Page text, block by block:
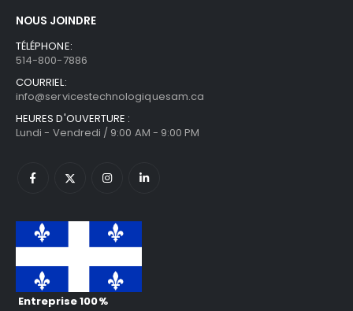
NOUS JOINDRE
TÉLÉPHONE:
514-800-7886
COURRIEL:
info@servicestechnologiquesam.ca
HEURES D'OUVERTURE :
Lundi - Vendredi / 9:00 AM - 9:00 PM
Entreprise 100%